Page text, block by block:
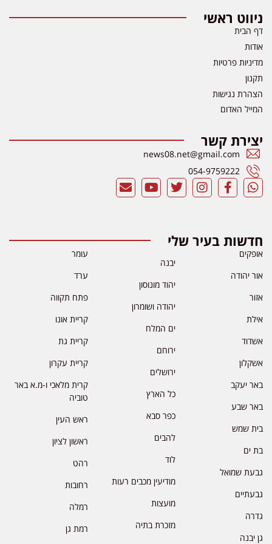
ניווט ראשי
דף הבית
אודות
מדיניות פרטיות
תקנון
הצהרת נגישות
המייל האדום
יצירת קשר
news08.net@gmail.com
054-9759222
חדשות בעיר שלי
אופקים
אור יהודה
אזור
אילת
אשדוד
אשקלון
באר יעקב
באר שבע
בית שמש
בת ים
גבעת שמואל
גבעתיים
גדרה
גן יבנה
יבנה
יהוד מונוסון
יהודה ושומרון
ים המלח
ירוחם
ירושלים
כל הארץ
כפר סבא
להבים
לוד
מודיעין מכבים רעות
מועצות
מזכרת בתיה
עומר
ערד
פתח תקווה
קריית אונו
קריית גת
קריית עקרון
קרית מלאכי ו-מ.א באר
טוביה
ראש העין
ראשון לציון
רהט
רחובות
רמלה
רמת גן